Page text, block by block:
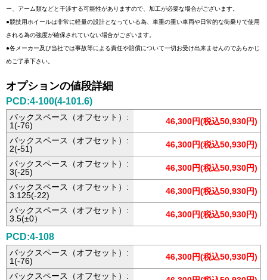
ー、アーム類などと干渉する可能性がありますので、加工が必要な場合がございます。
●競技用ホイールは非常に軽量の設計となっている為、車重の重い車両や日常的な街乗りで使用
される為の強度が確保されていない場合がございます。
●各メーカー及び当社では事故等による責任や賠償について一切お受け出来ませんのであらかじ
めご了承下さい。
オプションの値段詳細
PCD:4-100(4-101.6)
バックスペース（オフセット）:
1(-76)
46,300円(税込50,930円)
バックスペース（オフセット）:
2(-51)
46,300円(税込50,930円)
バックスペース（オフセット）:
3(-25)
46,300円(税込50,930円)
バックスペース（オフセット）:
3.125(-22)
46,300円(税込50,930円)
バックスペース（オフセット）:
3.5(±0）
46,300円(税込50,930円)
PCD:4-108
バックスペース（オフセット）:
1(-76)
46,300円(税込50,930円)
バックスペース（オフセット）: